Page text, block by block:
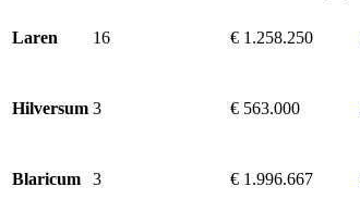
Laren 16 € 1.258.250
Hilversum 3 € 563.000
Blaricum 3 € 1.996.667